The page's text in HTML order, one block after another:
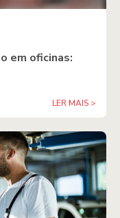
em oficinas:
LER MAIS >